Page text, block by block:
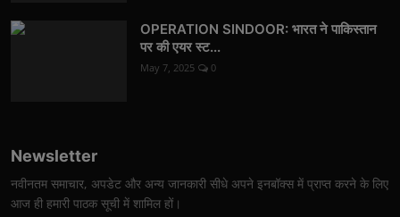
OPERATION SINDOOR: भारत ने पाकिस्तान
पर की एयर स्ट...
May 7, 2025 0
Newsletter
नवीनतम समाचार, अपडेट और अन्य जानकारी सीधे अपने इनबॉक्स में प्राप्त करने के लिए
आज ही हमारी पाठक सूची में शामिल हों।